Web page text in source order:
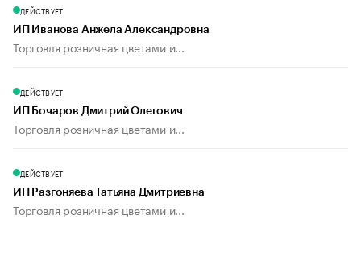
ДЕЙСТВУЕТ
ИП Иванова Анжела Александровна
Торговля розничная цветами и...
ДЕЙСТВУЕТ
ИП Бочаров Дмитрий Олегович
Торговля розничная цветами и...
ДЕЙСТВУЕТ
ИП Разгоняева Татьяна Дмитриевна
Торговля розничная цветами и...